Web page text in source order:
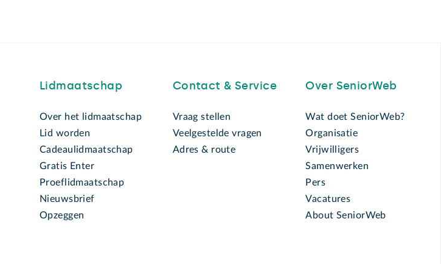
Lidmaatschap
Over het lidmaatschap
Lid worden
Cadeaulidmaatschap
Gratis Enter
Proeflidmaatschap
Nieuwsbrief
Opzeggen
Contact & Service
Vraag stellen
Veelgestelde vragen
Adres & route
Over SeniorWeb
Wat doet SeniorWeb?
Organisatie
Vrijwilligers
Samenwerken
Pers
Vacatures
About SeniorWeb